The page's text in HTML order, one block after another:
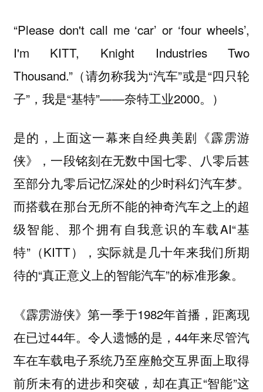
“Please don't call me ‘car’ or ‘four wheels’,
I'm KITT, Knight Industries Two
Thousand.”（请勿称我为“汽车”或是“四只轮
子”，我是“基特”——奈特工业2000。）
是的，上面这一幕来自经典美剧《霹雳游
侠》，一段铭刻在无数中国七零、八零后甚
至部分九零后记忆深处的少时科幻汽车梦。
而搭载在那台无所不能的神奇汽车之上的超
级智能、那个拥有自我意识的车载AI“基
特”（KITT），实际就是几十年来我们所期
待的“真正意义上的智能汽车”的标准形象。
《霹雳游侠》第一季于1982年首播，距离现
在已过44年。令人遗憾的是，44年来尽管汽
车在车载电子系统乃至座舱交互界面上取得
前所未有的进步和突破，却在真正“智能”这